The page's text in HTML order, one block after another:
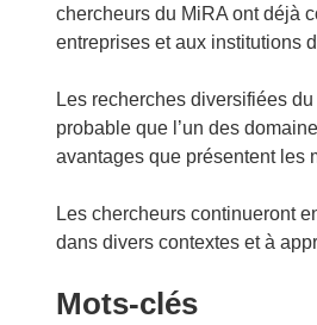
chercheurs du MiRA ont déjà
entreprises et aux institutions
Les recherches diversifiées
probable que l’un des
avantages que présentent les
Les chercheurs continueront
dans divers contextes et à
Mots‑clés